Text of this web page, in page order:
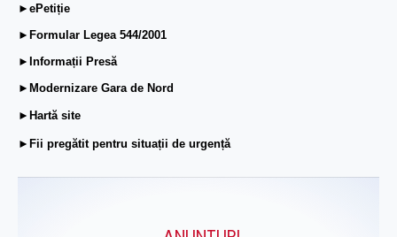
►ePetiție
►Formular Legea 544/2001
►Informații Presă
►Modernizare Gara de Nord
►Hartă site
►Fii pregătit pentru situații de urgență